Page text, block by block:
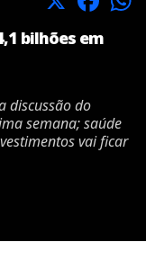
bilhões em
discussão do
semana; saúde
vai ficar